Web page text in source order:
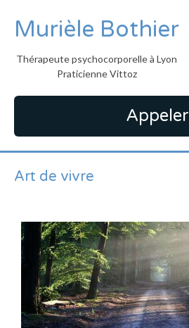
Murièle Bothier
Thérapeute psychocorporelle à Lyon
Praticienne Vittoz
Appeler
Art de vivre